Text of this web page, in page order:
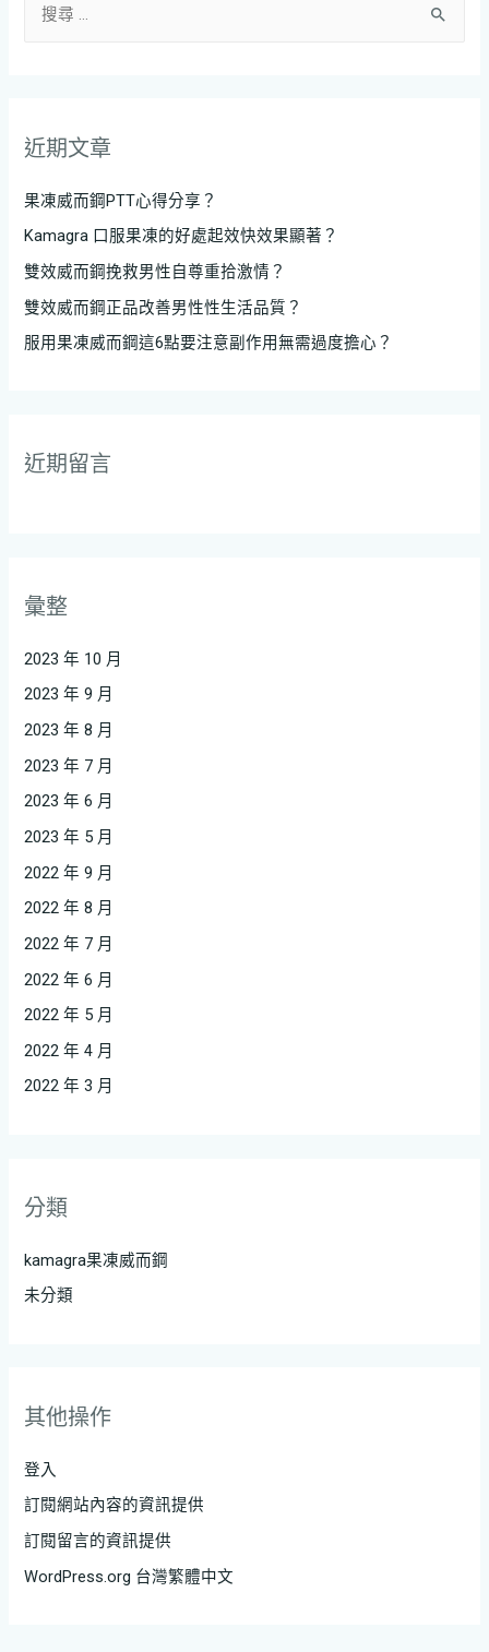
近期文章
果凍威而鋼PTT心得分享？
Kamagra 口服果凍的好處起效快效果顯著？
雙效威而鋼挽救男性自尊重拾激情？
雙效威而鋼正品改善男性性生活品質？
服用果凍威而鋼這6點要注意副作用無需過度擔心？
近期留言
彙整
2023 年 10 月
2023 年 9 月
2023 年 8 月
2023 年 7 月
2023 年 6 月
2023 年 5 月
2022 年 9 月
2022 年 8 月
2022 年 7 月
2022 年 6 月
2022 年 5 月
2022 年 4 月
2022 年 3 月
分類
kamagra果凍威而鋼
未分類
其他操作
登入
訂閱網站內容的資訊提供
訂閱留言的資訊提供
WordPress.org 台灣繁體中文